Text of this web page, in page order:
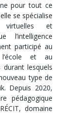
pour tout ce
se spécialise
et
l’intelligence
participé au
l’école et au
durant lesquels
type de
Depuis 2020,
pédagogique
domaine